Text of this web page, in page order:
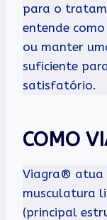
para o
entende
ou manter
suficiente
satisfatório.
COMO
Viagra® atua
musculatura
(principal